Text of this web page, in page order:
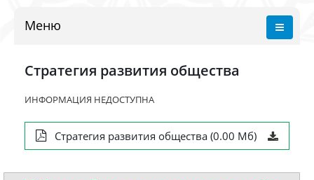
Меню
Стратегия развития общества
ИНФОРМАЦИЯ НЕДОСТУПНА
Стратегия развития общества (0.00 Мб)